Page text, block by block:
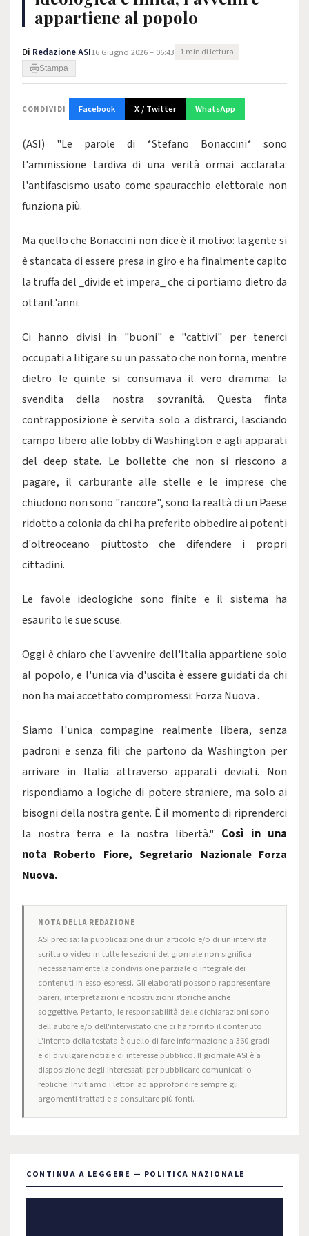
appartiene al popolo
Di Redazione ASI16 Giugno 2026 – 06:43 1 min di lettura
Stampa
CONDIVIDI Facebook X / Twitter WhatsApp
(ASI) "Le parole di *Stefano Bonaccini* sono
l'ammissione tardiva di una verità ormai acclarata:
l'antifascismo usato come spauracchio elettorale non
funziona più.
Ma quello che Bonaccini non dice è il motivo: la gente si
è stancata di essere presa in giro e ha finalmente capito
la truffa del _divide et impera_ che ci portiamo dietro da
ottant'anni.
​Ci hanno divisi in "buoni" e "cattivi" per tenerci
occupati a litigare su un passato che non torna, mentre
dietro le quinte si consumava il vero dramma: la
svendita della nostra sovranità. Questa finta
contrapposizione è servita solo a distrarci, lasciando
campo libero alle lobby di Washington e agli apparati
del deep state. Le bollette che non si riescono a
pagare, il carburante alle stelle e le imprese che
chiudono non sono "rancore", sono la realtà di un Paese
ridotto a colonia da chi ha preferito obbedire ai potenti
d'oltreoceano piuttosto che difendere i propri
cittadini.
​Le favole ideologiche sono finite e il sistema ha
esaurito le sue scuse.
​Oggi è chiaro che l'avvenire dell'Italia appartiene solo
al popolo, e l'unica via d'uscita è essere guidati da chi
non ha mai accettato compromessi: Forza Nuova .
​Siamo l'unica compagine realmente libera, senza
padroni e senza fili che partono da Washington per
arrivare in Italia attraverso apparati deviati. Non
rispondiamo a logiche di potere straniere, ma solo ai
bisogni della nostra gente. È il momento di riprenderci
la nostra terra e la nostra libertà." Così in una
nota Roberto Fiore,Segretario Nazionale Forza
Nuova.
NOTA DELLA REDAZIONE
ASI precisa: la pubblicazione di un articolo e/o di un'intervista
scritta o video in tutte le sezioni del giornale non significa
necessariamente la condivisione parziale o integrale dei
contenuti in esso espressi. Gli elaborati possono rappresentare
pareri, interpretazioni e ricostruzioni storiche anche
soggettive. Pertanto, le responsabilità delle dichiarazioni sono
dell'autore e/o dell'intervistato che ci ha fornito il contenuto.
L'intento della testata è quello di fare informazione a 360 gradi
e di divulgare notizie di interesse pubblico. Il giornale ASI è a
disposizione degli interessati per pubblicare comunicati o
repliche. Invitiamo i lettori ad approfondire sempre gli
argomenti trattati e a consultare più fonti.
CONTINUA A LEGGERE — POLITICA NAZIONALE